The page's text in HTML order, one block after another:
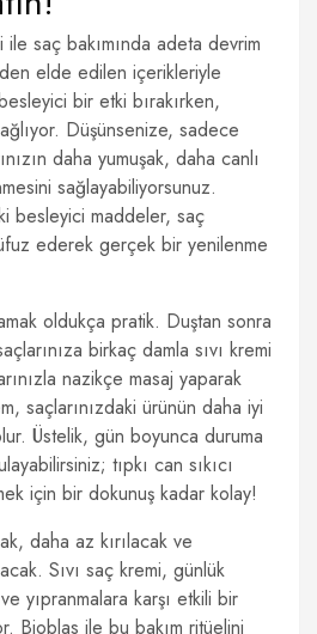
ile saç bakımında adeta devrim
elde edilen içerikleriyle
bir etki bırakırken,
Düşünsenize, sadece
daha yumuşak, daha canlı
sağlayabiliyorsunuz.
besleyici maddeler, saç
ederek gerçek bir yenilenme
oldukça pratik. Duştan sonra
birkaç damla sıvı kremi
nazikçe masaj yaparak
saçlarınızdaki ürünün daha iyi
Üstelik, gün boyunca duruma
tıpkı can sıkıcı
için bir dokunuş kadar kolay!
daha az kırılacak ve
Sıvı saç kremi, günlük
yıpranmalara karşı etkili bir
Bioblas ile bu bakım ritüelini